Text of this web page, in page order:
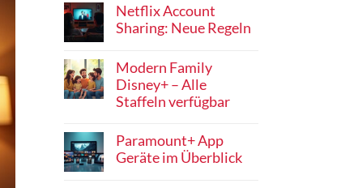
Netflix Account
Sharing: Neue Regeln
Modern Family
Disney+ – Alle
Staffeln verfügbar
Paramount+ App
Geräte im Überblick